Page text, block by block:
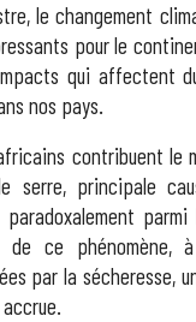
le changement
pour le
qui affectent
nos pays.
contribuent le
principale
parmi
de ce phénomène,
par la sécheresse,